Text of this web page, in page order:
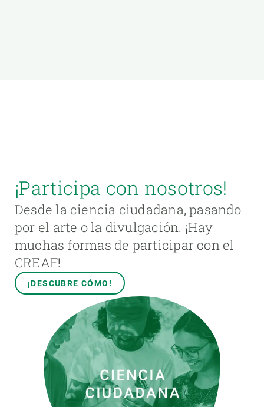
¡Participa con nosotros!
Desde la ciencia ciudadana, pasando
por el arte o la divulgación. ¡Hay
muchas formas de participar con el
CREAF!
¡DESCUBRE CÓMO!